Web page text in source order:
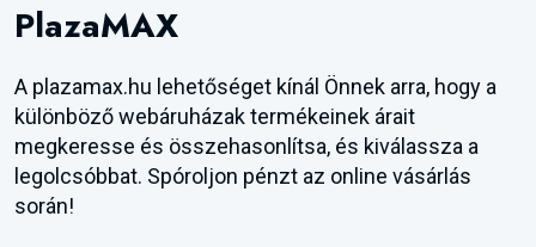
PlazaMAX
A plazamax.hu lehetőséget kínál Önnek arra, hogy a
különböző webáruházak termékeinek árait
megkeresse és összehasonlítsa, és kiválassza a
legolcsóbbat. Spóroljon pénzt az online vásárlás
során!